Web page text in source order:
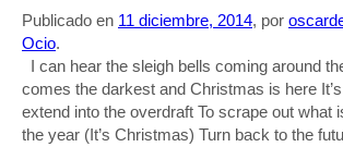
Publicado en 11 diciembre, 2014, por
Ocio.
I can hear the sleigh bells coming around
comes the darkest and Christmas is here
extend into the overdraft To scrape out what
the year (It’s Christmas) Turn back to the